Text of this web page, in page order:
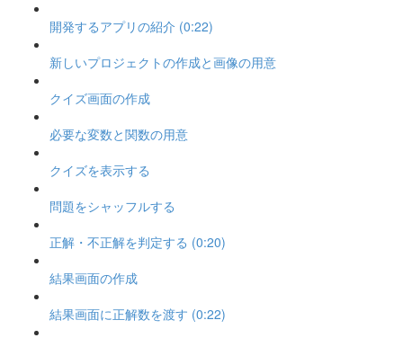
開発するアプリの紹介 (0:22)
新しいプロジェクトの作成と画像の用意
クイズ画面の作成
必要な変数と関数の用意
クイズを表示する
問題をシャッフルする
正解・不正解を判定する (0:20)
結果画面の作成
結果画面に正解数を渡す (0:22)